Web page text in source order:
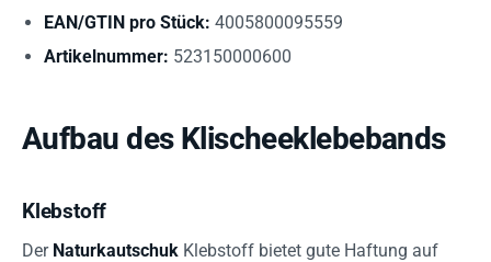
EAN/GTIN pro Stück: 4005800095559
Artikelnummer: 523150000600
Aufbau des Klischeeklebebands
Klebstoff
Der Naturkautschuk Klebstoff bietet gute Haftung auf